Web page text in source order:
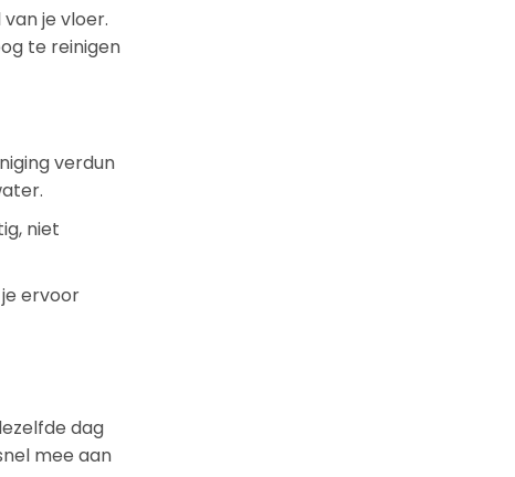
je vloer.
te reinigen
verdun
niet
ervoor
dag
mee aan